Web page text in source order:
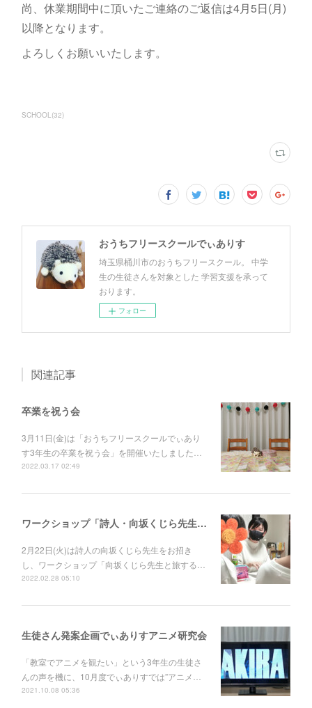
尚、休業期間中に頂いたご連絡のご返信は4月5日(月)
以降となります。
よろしくお願いいたします。
SCHOOL(32)
おうちフリースクールでぃありす
埼玉県桶川市のおうちフリースクール。 中学
生の生徒さんを対象とした 学習支援を承って
おります。
フォロー
関連記事
卒業を祝う会
3月11日(金)は「おうちフリースクールでぃあり
す3年生の卒業を祝う会」を開催いたしました…
2022.03.17 02:49
ワークショップ「詩人・向坂くじら先生と旅する詩の世界」
2月22日(火)は詩人の向坂くじら先生をお招き
し、ワークショップ「向坂くじら先生と旅する…
2022.02.28 05:10
生徒さん発案企画でぃありすアニメ研究会
「教室でアニメを観たい」という3年生の生徒さ
んの声を機に、10月度でぃありすでは”アニメ…
2021.10.08 05:36